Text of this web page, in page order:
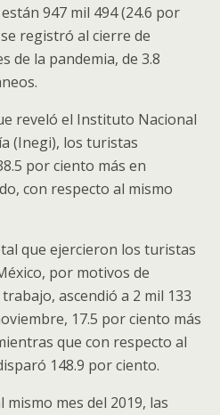
947 mil 494 (24.6 por
registró al cierre de
de la pandemia, de 3.8
reveló el Instituto Nacional
(Inegi), los turistas
por ciento más en
con respecto al mismo
que ejercieron los turistas
por motivos de
ascendió a 2 mil 133
17.5 por ciento más
que con respecto al
148.9 por ciento.
mes del 2019, las